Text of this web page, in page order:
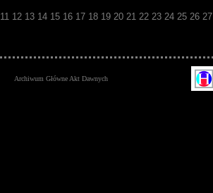
11 12 13 14 15 16 17 18 19 20 21 22 23 24 25 26
Archiwum Główne Akt Dawnych